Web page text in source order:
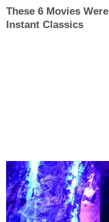
These 6 Movies
Instant Classics